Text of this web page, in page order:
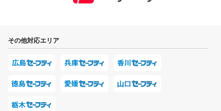
その他対応エリア